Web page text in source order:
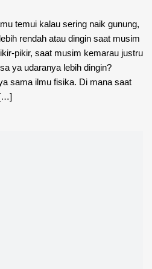
temui kalau sering naik gunung,
rendah atau dingin saat musim
pikir, saat musim kemarau justru
ya udaranya lebih dingin?
sama ilmu fisika. Di mana saat
[…]